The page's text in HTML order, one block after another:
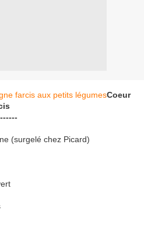
Coeur
(surgelé chez Picard)